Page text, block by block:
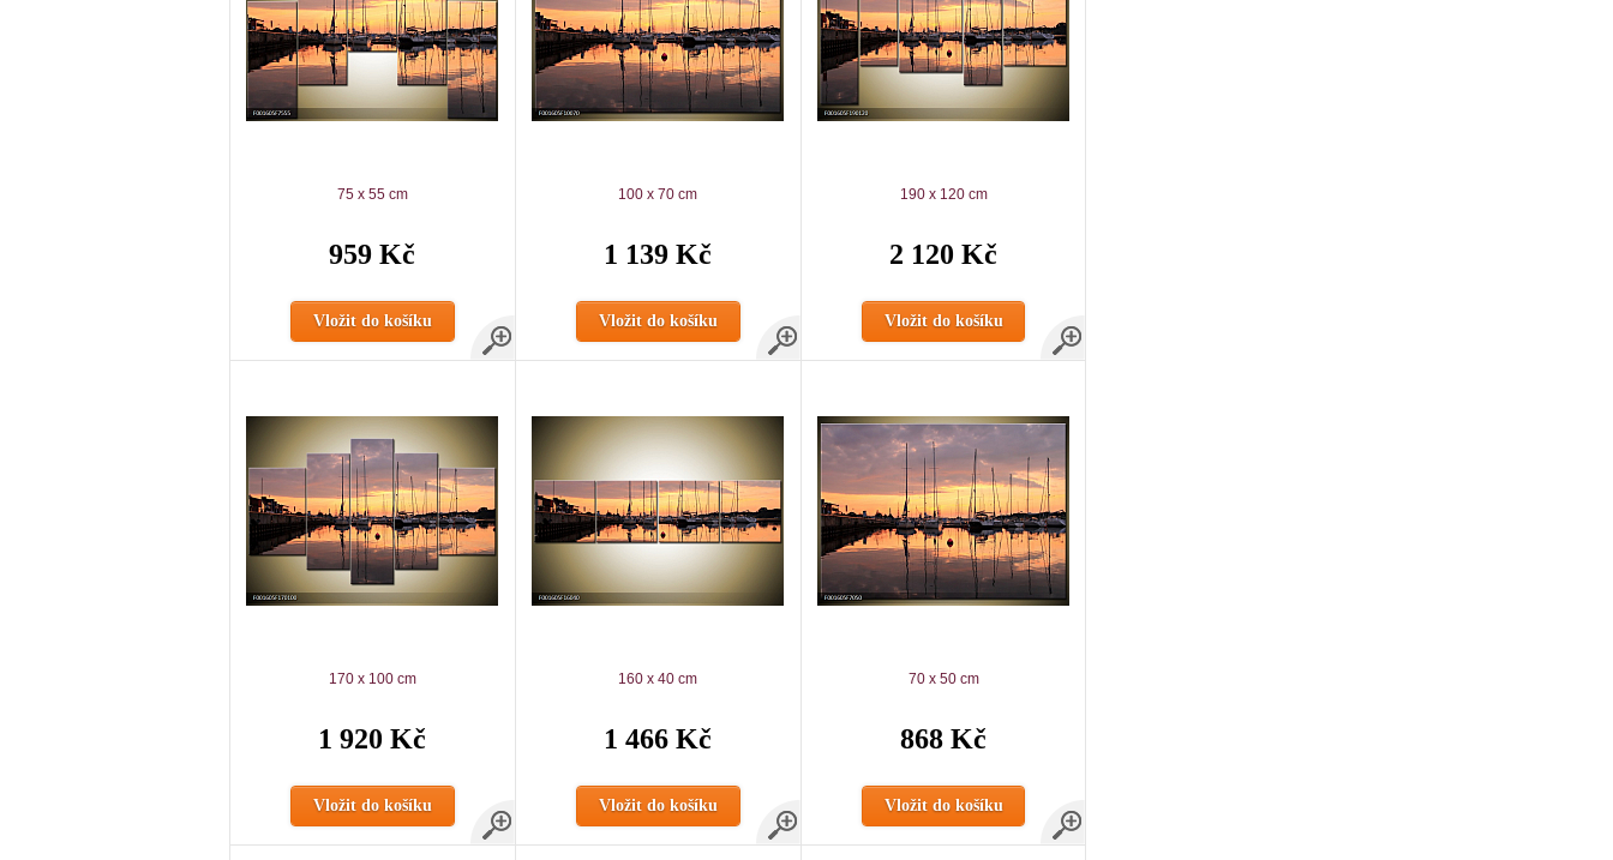
75 x 55 cm
959 Kč
Vložit do košíku
100 x 70 cm
1 139 Kč
Vložit do košíku
190 x 120 cm
2 120 Kč
Vložit do košíku
170 x 100 cm
1 920 Kč
Vložit do košíku
160 x 40 cm
1 466 Kč
Vložit do košíku
70 x 50 cm
868 Kč
Vložit do košíku